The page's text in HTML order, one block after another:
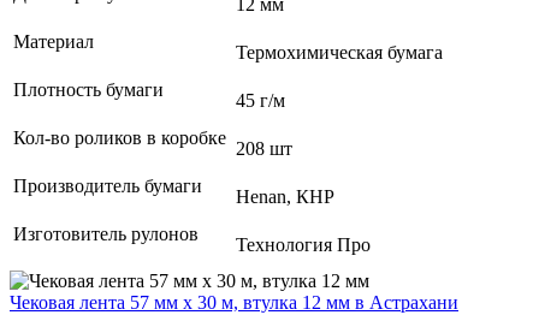
Материал
Термохимическая бумага
Плотность бумаги
45 г/м
Кол-во роликов в коробке
208 шт
Производитель бумаги
Henan, КНР
Изготовитель рулонов
Технология Про
Чековая лента 57 мм x 30 м, втулка 12 мм в Астрахани